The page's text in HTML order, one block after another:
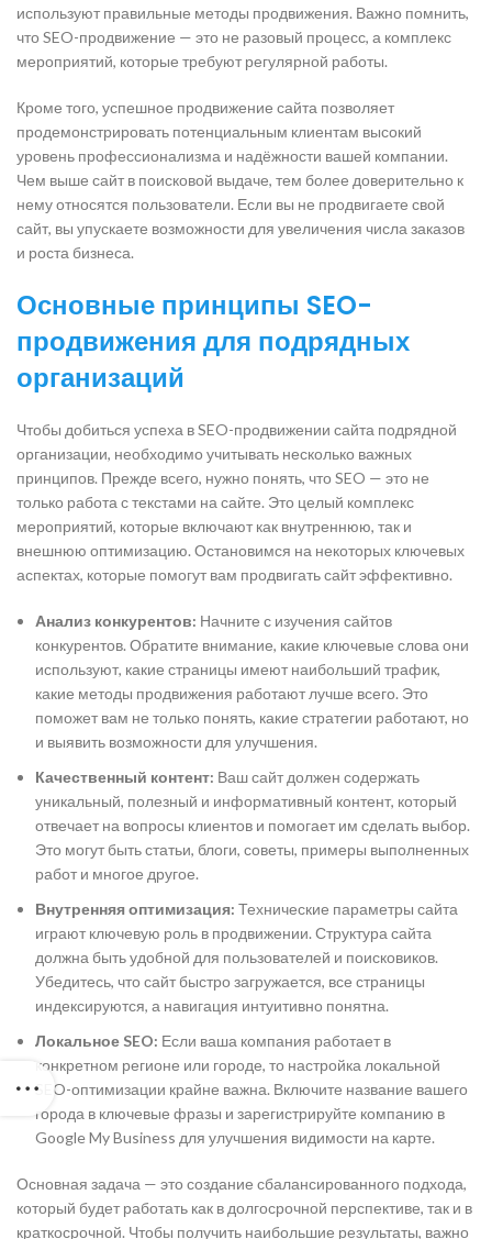
используют правильные методы продвижения. Важно помнить,
что SEO-продвижение — это не разовый процесс, а комплекс
мероприятий, которые требуют регулярной работы.
Кроме того, успешное продвижение сайта позволяет
продемонстрировать потенциальным клиентам высокий
уровень профессионализма и надёжности вашей компании.
Чем выше сайт в поисковой выдаче, тем более доверительно к
нему относятся пользователи. Если вы не продвигаете свой
сайт, вы упускаете возможности для увеличения числа заказов
и роста бизнеса.
Основные принципы SEO-
продвижения для подрядных
организаций
Чтобы добиться успеха в SEO-продвижении сайта подрядной
организации, необходимо учитывать несколько важных
принципов. Прежде всего, нужно понять, что SEO — это не
только работа с текстами на сайте. Это целый комплекс
мероприятий, которые включают как внутреннюю, так и
внешнюю оптимизацию. Остановимся на некоторых ключевых
аспектах, которые помогут вам продвигать сайт эффективно.
Анализ конкурентов: Начните с изучения сайтов
конкурентов. Обратите внимание, какие ключевые слова они
используют, какие страницы имеют наибольший трафик,
какие методы продвижения работают лучше всего. Это
поможет вам не только понять, какие стратегии работают, но
и выявить возможности для улучшения.
Качественный контент: Ваш сайт должен содержать
уникальный, полезный и информативный контент, который
отвечает на вопросы клиентов и помогает им сделать выбор.
Это могут быть статьи, блоги, советы, примеры выполненных
работ и многое другое.
Внутренняя оптимизация: Технические параметры сайта
играют ключевую роль в продвижении. Структура сайта
должна быть удобной для пользователей и поисковиков.
Убедитесь, что сайт быстро загружается, все страницы
индексируются, а навигация интуитивно понятна.
Локальное SEO: Если ваша компания работает в
конкретном регионе или городе, то настройка локальной
SEO-оптимизации крайне важна. Включите название вашего
города в ключевые фразы и зарегистрируйте компанию в
Google My Business для улучшения видимости на карте.
Основная задача — это создание сбалансированного подхода,
который будет работать как в долгосрочной перспективе, так и в
краткосрочной. Чтобы получить наибольшие результаты, важно